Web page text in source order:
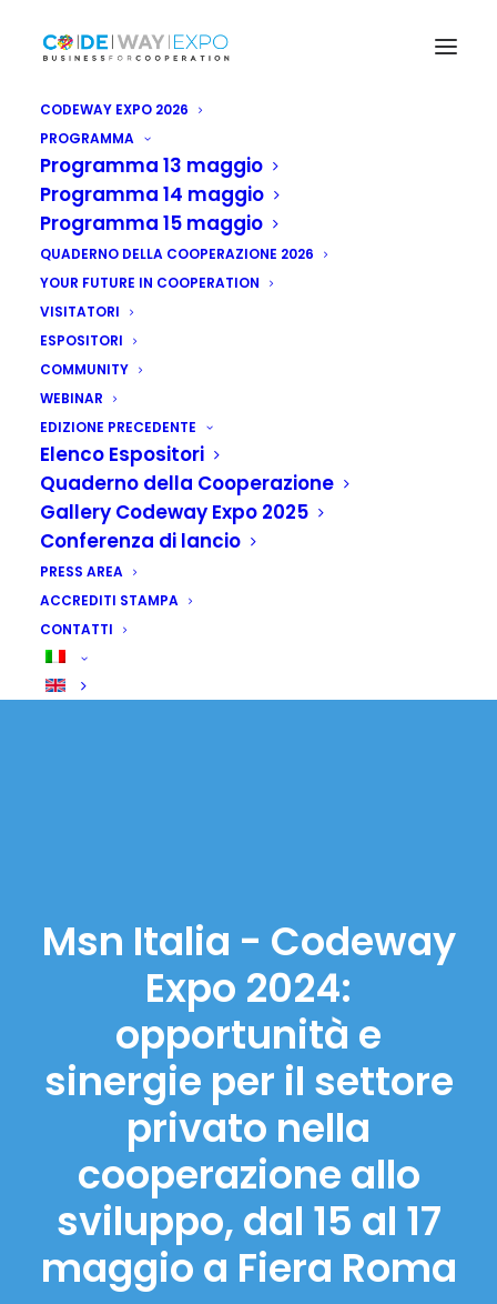
CODEWAY EXPO 2026
PROGRAMMA
Programma 13 maggio
Programma 14 maggio
Programma 15 maggio
QUADERNO DELLA COOPERAZIONE 2026
YOUR FUTURE IN COOPERATION
VISITATORI
ESPOSITORI
COMMUNITY
WEBINAR
EDIZIONE PRECEDENTE
Elenco Espositori
Quaderno della Cooperazione
Gallery Codeway Expo 2025
Conferenza di lancio
PRESS AREA
ACCREDITI STAMPA
CONTATTI
Msn Italia - Codeway
Expo 2024:
opportunità e
sinergie per il settore
privato nella
cooperazione allo
sviluppo, dal 15 al 17
maggio a Fiera Roma